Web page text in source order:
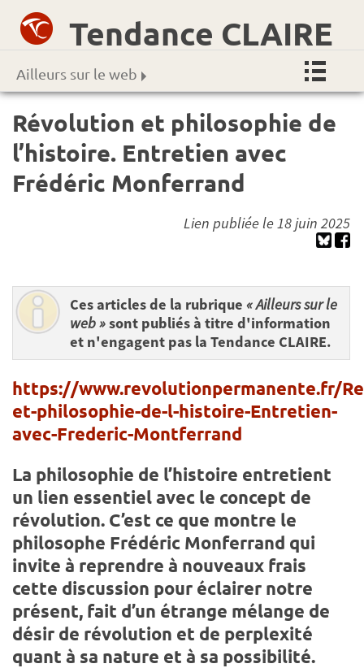
Tendance CLAIRE
Ailleurs sur le web
Révolution et philosophie de
l’histoire. Entretien avec
Frédéric Monferrand
Lien publiée le 18 juin 2025
Ces articles de la rubrique « Ailleurs sur le
web »sont publiés à titre d'information
et n'engagent pas la Tendance CLAIRE.
https://www.revolutionpermanente.fr/
et-philosophie-de-l-histoire-Entretien-
avec-Frederic-Montferrand
La philosophie de l’histoire entretient
un lien essentiel avec le concept de
révolution. C’est ce que montre le
philosophe Frédéric Monferrand qui
invite à reprendre à nouveaux frais
cette discussion pour éclairer notre
présent, fait d’un étrange mélange de
désir de révolution et de perplexité
quant à sa nature et à sa possibilité.